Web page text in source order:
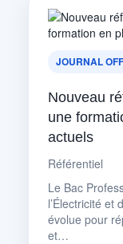
JOURNAL
Nouveau
une
actuels
Référentiel
Le Bac
l’Électricité et
évolue pour
et…